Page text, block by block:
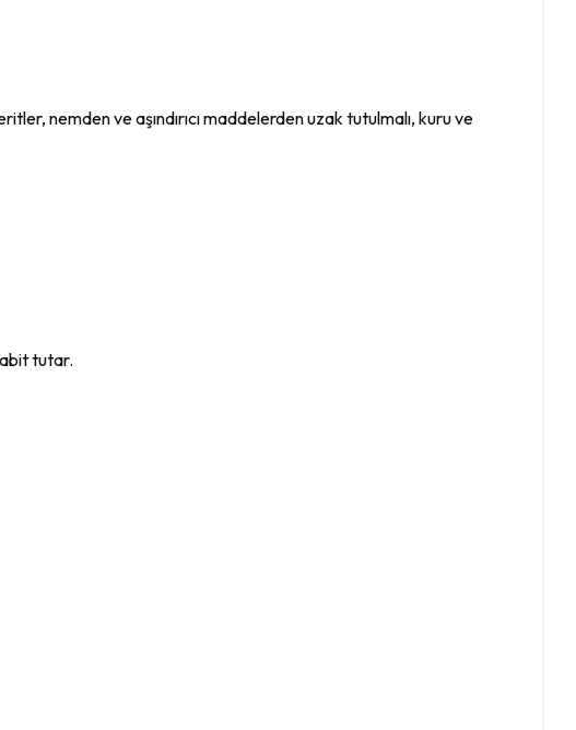
nemden ve aşındırıcı maddelerden uzak tutulmalı, kuru ve
tutar.